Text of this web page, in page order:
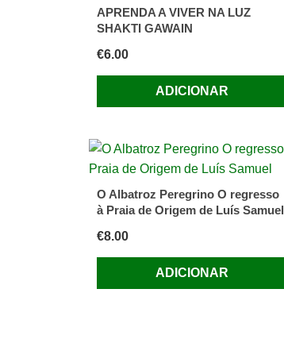
APRENDA A VIVER NA LUZ
SHAKTI GAWAIN
€6.00
ADICIONAR
O Albatroz Peregrino O regresso
à Praia de Origem de Luís Samuel
€8.00
ADICIONAR